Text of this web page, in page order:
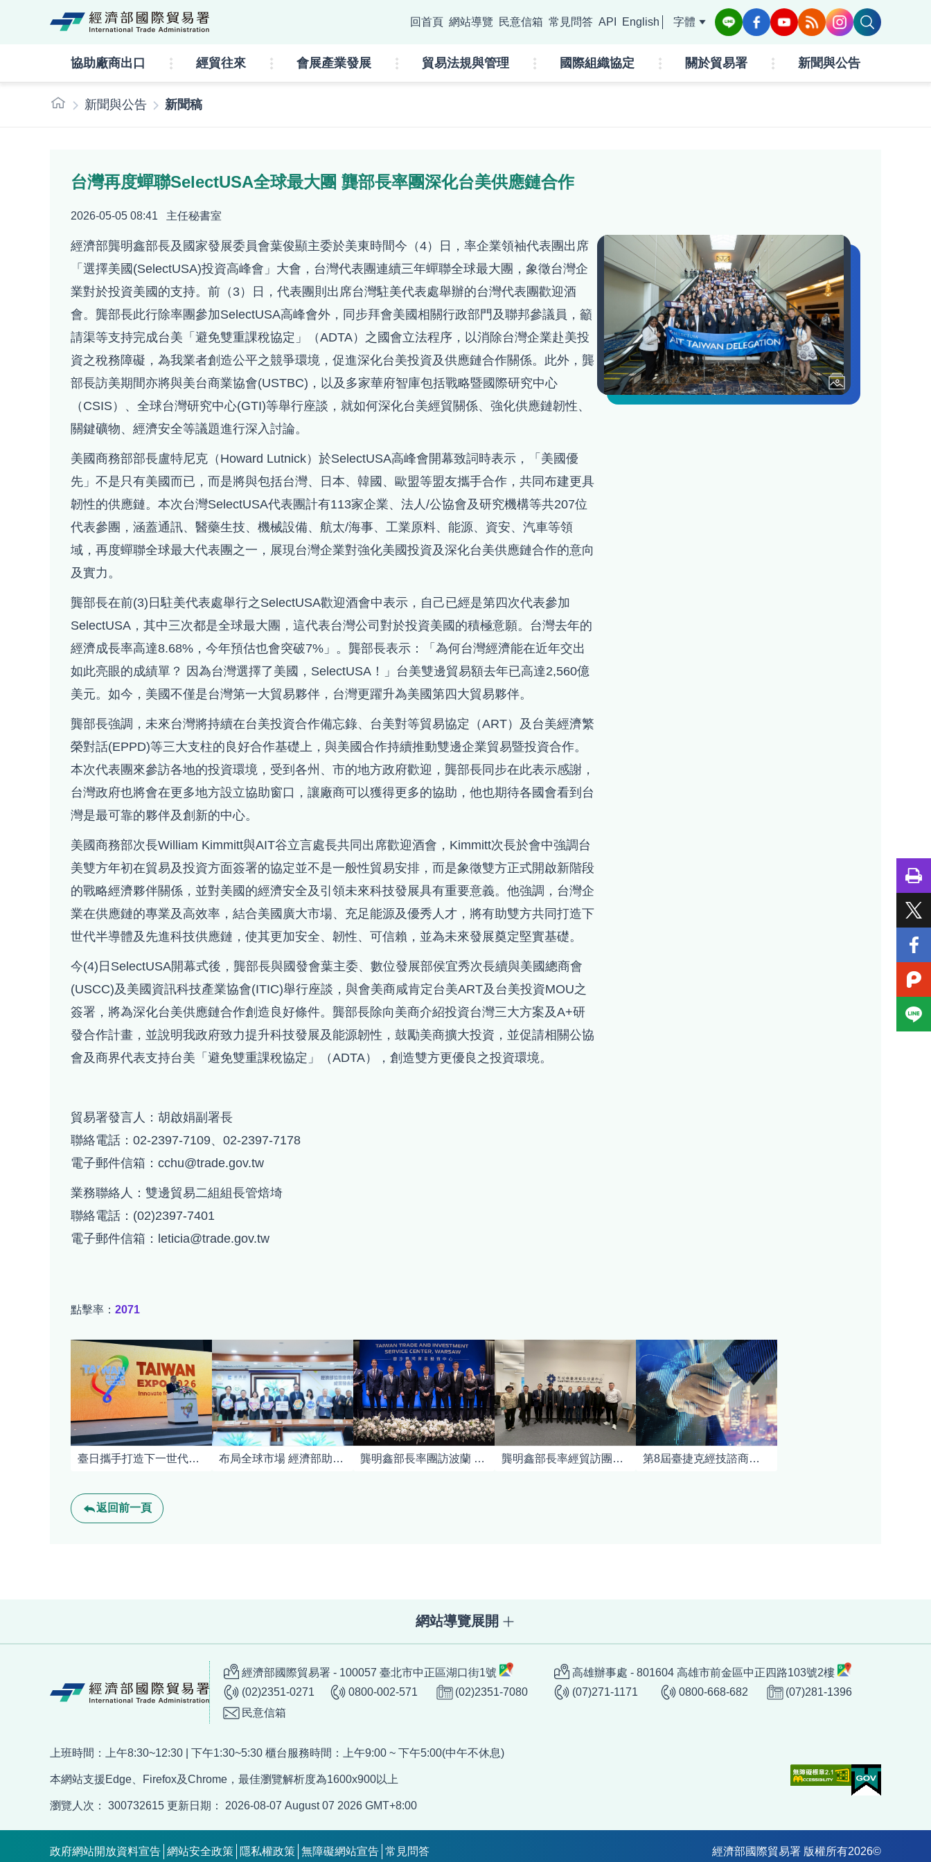
:::
回首頁 網站導覽 民意信箱 常見問答 API English 字體
協助廠商出口 經貿往來 會展產業發展 貿易法規與管理 國際組織協定 關於貿易署 新聞與公告
::: 新聞與公告 新聞稿
台灣再度蟬聯SelectUSA全球最大團 龔部長率團深化台美供應鏈合作
2026-05-05 08:41 主任秘書室
經濟部龔明鑫部長及國家發展委員會葉俊顯主委於美東時間今（4）日，率企業領袖代表團出席
「選擇美國(SelectUSA)投資高峰會」大會，台灣代表團連續三年蟬聯全球最大團，象徵台灣企
業對於投資美國的支持。前（3）日，代表團則出席台灣駐美代表處舉辦的台灣代表團歡迎酒
會。龔部長此行除率團參加SelectUSA高峰會外，同步拜會美國相關行政部門及聯邦參議員，籲
請渠等支持完成台美「避免雙重課稅協定」（ADTA）之國會立法程序，以消除台灣企業赴美投
資之稅務障礙，為我業者創造公平之競爭環境，促進深化台美投資及供應鏈合作關係。此外，龔
部長訪美期間亦將與美台商業協會(USTBC)，以及多家華府智庫包括戰略暨國際研究中心
（CSIS）、全球台灣研究中心(GTI)等舉行座談，就如何深化台美經貿關係、強化供應鏈韌性、
關鍵礦物、經濟安全等議題進行深入討論。
美國商務部部長盧特尼克（Howard Lutnick）於SelectUSA高峰會開幕致詞時表示，「美國優
先」不是只有美國而已，而是將與包括台灣、日本、韓國、歐盟等盟友攜手合作，共同布建更具
韌性的供應鏈。本次台灣SelectUSA代表團計有113家企業、法人/公協會及研究機構等共207位
代表參團，涵蓋通訊、醫藥生技、機械設備、航太/海事、工業原料、能源、資安、汽車等領
域，再度蟬聯全球最大代表團之一，展現台灣企業對強化美國投資及深化台美供應鏈合作的意向
及實力。
龔部長在前(3)日駐美代表處舉行之SelectUSA歡迎酒會中表示，自己已經是第四次代表參加
SelectUSA，其中三次都是全球最大團，這代表台灣公司對於投資美國的積極意願。台灣去年的
經濟成長率高達8.68%，今年預估也會突破7%」。龔部長表示：「為何台灣經濟能在近年交出
如此亮眼的成績單？ 因為台灣選擇了美國，SelectUSA！」台美雙邊貿易額去年已高達2,560億
美元。如今，美國不僅是台灣第一大貿易夥伴，台灣更躍升為美國第四大貿易夥伴。
龔部長強調，未來台灣將持續在台美投資合作備忘錄、台美對等貿易協定（ART）及台美經濟繁
榮對話(EPPD)等三大支柱的良好合作基礎上，與美國合作持續推動雙邊企業貿易暨投資合作。
本次代表團來參訪各地的投資環境，受到各州、市的地方政府歡迎，龔部長同步在此表示感謝，
台灣政府也將會在更多地方設立協助窗口，讓廠商可以獲得更多的協助，他也期待各國會看到台
灣是最可靠的夥伴及創新的中心。
美國商務部次長William Kimmitt與AIT谷立言處長共同出席歡迎酒會，Kimmitt次長於會中強調台
美雙方年初在貿易及投資方面簽署的協定並不是一般性貿易安排，而是象徵雙方正式開啟新階段
的戰略經濟夥伴關係，並對美國的經濟安全及引領未來科技發展具有重要意義。他強調，台灣企
業在供應鏈的專業及高效率，結合美國廣大市場、充足能源及優秀人才，將有助雙方共同打造下
世代半導體及先進科技供應鏈，使其更加安全、韌性、可信賴，並為未來發展奠定堅實基礎。
今(4)日SelectUSA開幕式後，龔部長與國發會葉主委、數位發展部侯宜秀次長續與美國總商會
(USCC)及美國資訊科技產業協會(ITIC)舉行座談，與會美商咸肯定台美ART及台美投資MOU之
簽署，將為深化台美供應鏈合作創造良好條件。龔部長除向美商介紹投資台灣三大方案及A+研
發合作計畫，並說明我政府致力提升科技發展及能源韌性，鼓勵美商擴大投資，並促請相關公協
會及商界代表支持台美「避免雙重課稅協定」（ADTA），創造雙方更優良之投資環境。
貿易署發言人：胡啟娟副署長
聯絡電話：02-2397-7109、02-2397-7178
電子郵件信箱：cchu@trade.gov.tw
業務聯絡人：雙邊貿易二組組長管焙埼
聯絡電話：(02)2397-7401
電子郵件信箱：leticia@trade.gov.tw
點擊率： 2071
臺日攜手打造下一世代競爭力 2026日本臺灣形象展東京盛大登場 布局全球市場 經濟部助企業布建海外通路搶商機 龔明鑫部長率團訪波蘭 揭牌「華沙貿易投資中心」 深化民主供應鏈夥伴關係 龔明鑫部長率經貿訪團四訪捷克 深化臺捷經貿夥伴關係 第8屆臺捷克經技諮商會議，持續深化雙邊經貿合作
返回前一頁
網站導覽展開
經濟部國際貿易署 - 100057 臺北市中正區湖口街1號
(02)2351-0271
0800-002-571
(02)2351-7080
民意信箱
高雄辦事處 - 801604 高雄市前金區中正四路103號2樓
(07)271-1171
0800-668-682 (07)281-1396
上班時間：上午8:30~12:30 | 下午1:30~5:30 櫃台服務時間：上午9:00 ~ 下午5:00(中午不休息)
本網站支援Edge、Firefox及Chrome，最佳瀏覽解析度為1600x900以上
瀏覽人次： 300732615 更新日期： 2026-08-07 August 07 2026 GMT+8:00
政府網站開放資料宣告 網站安全政策 隱私權政策 無障礙網站宣告 常見問答 經濟部國際貿易署 版權所有2026©